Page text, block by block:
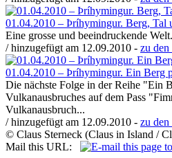
01.04.2010 – Þríhymingur. Berg,
Eine grosse und beeindruckende
/ hinzugefügt am 12.09.2010 - zu
01.04.2010 – Þríhymingur. Ein Berg
Die nächste Folge in der Reihe "Ein
Vulkanausbruches auf dem Pass
Vulkanausbruch...
/ hinzugefügt am 12.09.2010 - zu
© Claus Sterneck (Claus in Island /
Mail this URL: